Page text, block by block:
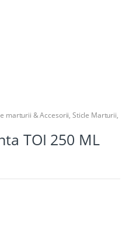
marturii & Accesorii, Sticle Marturii,
TOI 250 ML